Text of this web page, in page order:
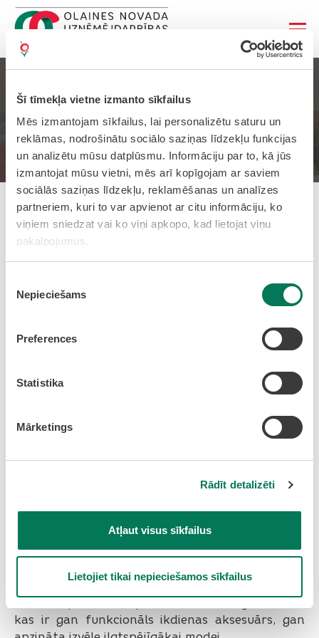
Šī tīmekļa vietne izmanto sīkfailus
Mēs izmantojam sīkfailus, lai personalizētu saturu un
reklāmas, nodrošinātu sociālo saziņas līdzekļu funkcijas
un analizētu mūsu datplūsmu. Informāciju par to, kā jūs
izmantojat mūsu vietni, mēs arī kopīgojam ar saviem
sociālās saziņas līdzekļu, reklamēšanas un analīzes
partneriem, kuri to var apvienot ar citu informāciju, ko
viņiem sniedzat vai ko viņi apkopo, kad lietojat viņu
pakalpojumus.
izvēle
Nepieciešams
Preferences
Statistika
Mārketings
Rādīt detalizēti
Atļaut visus sīkfailus
Lietojiet tikai nepieciešamos sīkfailus
Izstāžu cikls “Satiec
savējos”
Sākums Jaunumi
Izstāžu cikls “Satiec savējos”
Pievienots: 27.05.2026 14:22:00
cikls “Satiec savējos”, kura mērķis ir iepazīstināt
Šajā izstādē piedalās Inua Accessories – dizaina
zīmols, kas rada ilgtspējīgus modes aksesuārus,
piešķirot džinsam otro dzīvi. No pārstrādāta
kas ir gan funkcionāls ikdienas aksesuārs, gan